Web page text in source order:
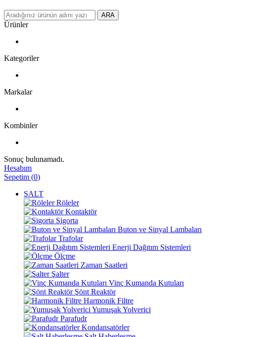
ARA
Ürünler
Kategoriler
Markalar
Kombinler
Sonuç bulunamadı.
Hesabım
Sepetim (0)
ŞALT
Röleler
Kontaktör
Sigorta
Buton ve Sinyal Lambaları
Trafolar
Enerji Dağıtım Sistemleri
Ölçme
Zaman Saatleri
Şalter
Vinç Kumanda Kutuları
Şönt Reaktör
Harmonik Filtre
Yumuşak Yolverici
Parafudr
Kondansatörler